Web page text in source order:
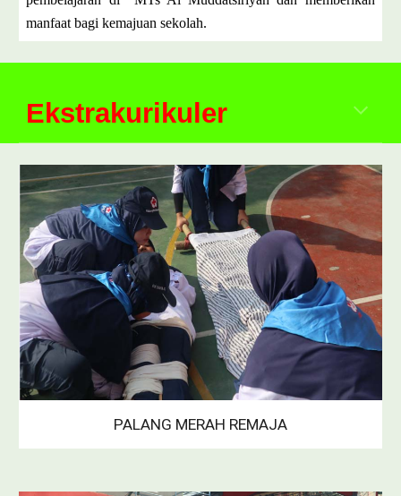
manfaat bagi kemajuan sekolah.
Ekstrakurikuler
PALANG MERAH REMAJA